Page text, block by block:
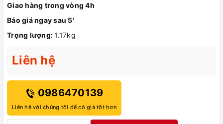
Giao hàng trong vòng 4h
Báo giá ngay sau 5'
Trọng lượng:1.17kg
Liên hệ
0986470139
Liên hệ với chúng tôi để có giá tốt hơn